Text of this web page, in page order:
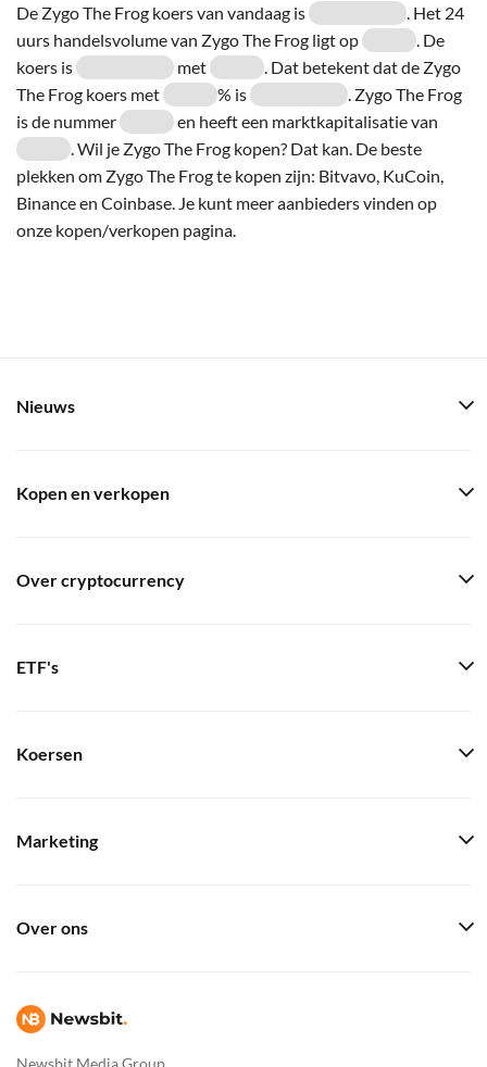
De Zygo The Frog koers van vandaag is
. Het 24
uurs handelsvolume van Zygo The Frog ligt op
. De
koers is
met
. Dat betekent dat de Zygo
The Frog koers met
% is
. Zygo The Frog
is de nummer
en heeft een marktkapitalisatie van
. Wil je Zygo The Frog kopen? Dat kan. De beste
plekken om Zygo The Frog te kopen zijn: Bitvavo, KuCoin,
Binance en Coinbase. Je kunt meer aanbieders vinden op
onze kopen/verkopen pagina.
Newsbit Media Group
Nieuws
Kopen en verkopen
Over cryptocurrency
ETF's
Koersen
Marketing
Over ons